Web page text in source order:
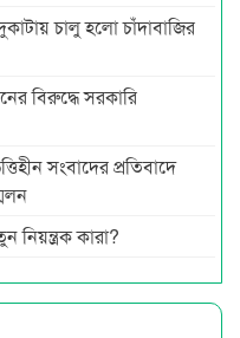
চালু হলো চাঁদাবাজির
বিরুদ্ধে সরকারি
সংবাদের প্রতিবাদে
নিয়ন্ত্রক কারা?